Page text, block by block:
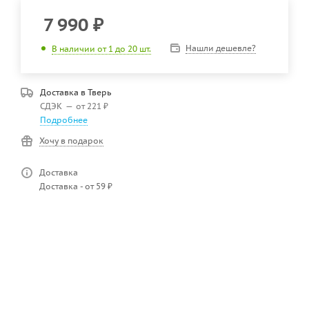
7 990 ₽
В наличии от 1 до 20 шт. Нашли дешевле?
Доставка в Тверь
СДЭК — от 221 ₽
Подробнее
Хочу в подарок
Доставка
Доставка - от 59 ₽